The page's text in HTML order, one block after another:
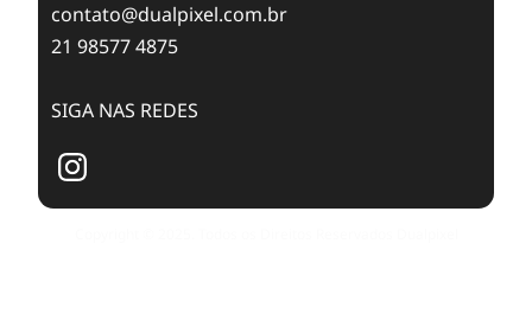
contato@dualpixel.com.br
21 98577 4875
SIGA NAS REDES